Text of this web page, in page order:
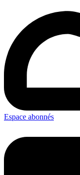
Espace abonnés